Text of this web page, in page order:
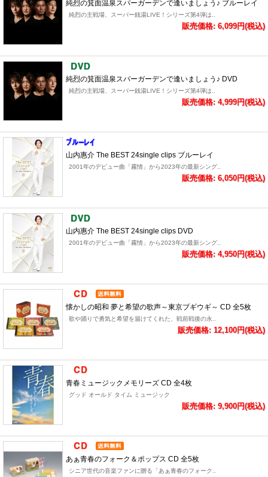
純烈の箕面温泉スパーガーデンで逢いましょう♪ ブルーレイ
純烈の主戦場、スーパー銭湯LIVE！シリーズ第4弾は..
販売価格: 6,099円(税込)
純烈の箕面温泉スパーガーデンで逢いましょう♪ DVD
純烈の主戦場、スーパー銭湯LIVE！シリーズ第4弾は..
販売価格: 4,999円(税込)
山内惠介 The BEST 24single clips ブルーレイ
2001年のデビュー曲「霧情」から2023年の最新シング..
販売価格: 6,050円(税込)
山内惠介 The BEST 24single clips DVD
2001年のデビュー曲「霧情」から2023年の最新シング..
販売価格: 4,950円(税込)
懐かしの昭和 夢と希望の歌声～東京ブギウギ～ CD 全5枚
歌や踊りで勇気と希望を届けてくれた、戦前戦後の永..
販売価格: 12,100円(税込)
青春ミュージックメモリーズ CD 全4枚
グッド オールド タイム ミュージック
販売価格: 9,900円(税込)
あぁ青春のフォーク＆ポップス CD 全5枚
シニア世代の音楽ファンに贈る「あぁ青春のフォーク..